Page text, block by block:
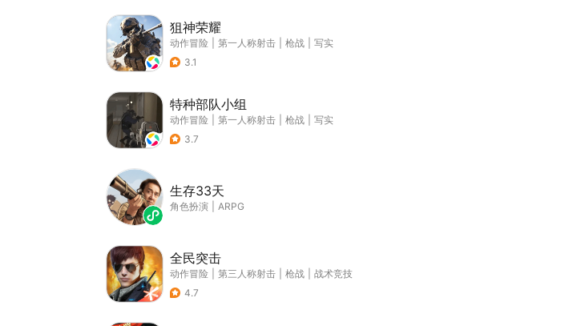
狙神荣耀
动作冒险 第一人称射击 枪战
写实
3.1
特种部队小组
动作冒险 第一人称射击 枪战
写实
3.7
生存33天
角色扮演 ARPG
全民突击
动作冒险 第三人称射击 枪战
战术竞技
4.7